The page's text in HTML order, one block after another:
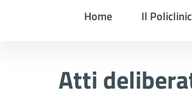
Home Il
Atti